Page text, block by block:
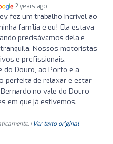
2 years ago
fez um trabalho incrível ao
família e eu! Ela estava
precisávamos dela e
Nossos motoristas
e profissionais.
do Douro, ao Porto e a
perfeita de relaxar e estar
no vale do Douro
em que já estivemos.
| Ver texto original